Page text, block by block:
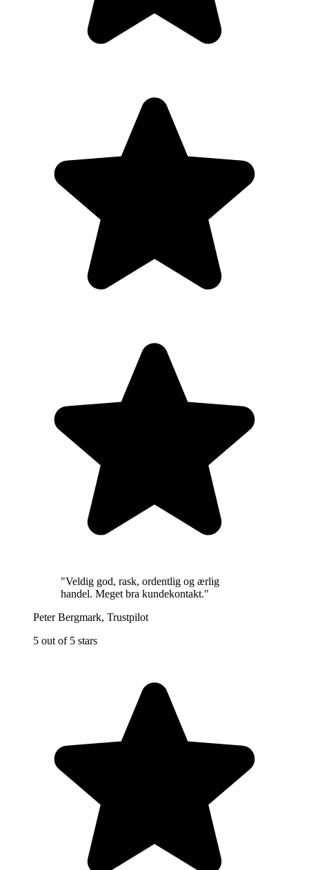
"Veldig god, rask, ordentlig og ærlig
handel. Meget bra kundekontakt."
Peter Bergmark, Trustpilot
5 out of 5 stars